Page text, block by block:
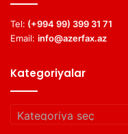
Tel: (+994 99) 399 31 71
Email: info@azerfax.az
Kategoriyalar
Kategoriyalar